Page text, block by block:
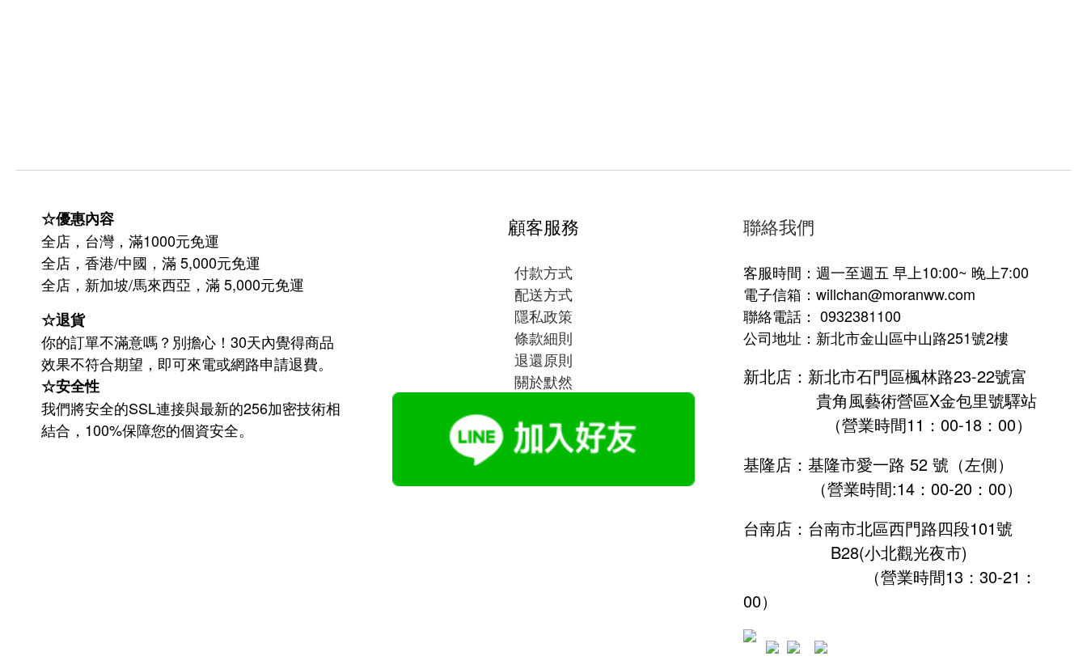
☆優惠內容
全店，台灣，滿1000元免運
全店，香港/中國，滿 5,000元免運
全店，新加坡/馬來西亞，滿 5,000元免運
☆退貨
你的訂單不滿意嗎？別擔心！30天內覺得商品
效果不符合期望，即可來電或網路申請退費。
☆安全性
我們將安全的SSL連接與最新的256加密技術相
結合，100%保障您的個資安全。
顧客服務
付款方式
配送方式
隱私政策
條款細則
退還原則
關於默然
聯絡我們
客服時間：週一至週五 早上10:00~ 晚上7:00
電子信箱：willchan@moranww.com
聯絡電話： 0932381100
公司地址：新北市金山區中山路251號2樓
新北店：新北市石門區楓林路23-22號富
貴角風藝術營區X金包里號驛站
（營業時間11：00-18：00）
基隆店：基隆市愛一路 52 號（左側）
（營業時間:14：00-20：00）
台南店：台南市北區西門路四段101號
B28(小北觀光夜市)
（營業時間13：30-21：
00）